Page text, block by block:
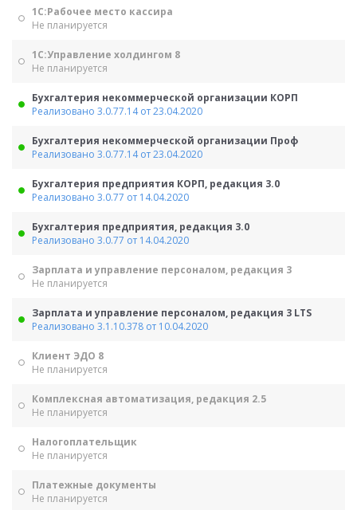
1С:Рабочее место кассира
Не планируется
1С:Управление холдингом 8
Не планируется
Бухгалтерия некоммерческой организации КОРП
Реализовано 3.0.77.14 от 23.04.2020
Бухгалтерия некоммерческой организации Проф
Реализовано 3.0.77.14 от 23.04.2020
Бухгалтерия предприятия КОРП, редакция 3.0
Реализовано 3.0.77 от 14.04.2020
Бухгалтерия предприятия, редакция 3.0
Реализовано 3.0.77 от 14.04.2020
Зарплата и управление персоналом, редакция 3
Не планируется
Зарплата и управление персоналом, редакция 3 LTS
Реализовано 3.1.10.378 от 10.04.2020
Клиент ЭДО 8
Не планируется
Комплексная автоматизация, редакция 2.5
Не планируется
Налогоплательщик
Не планируется
Платежные документы
Не планируется